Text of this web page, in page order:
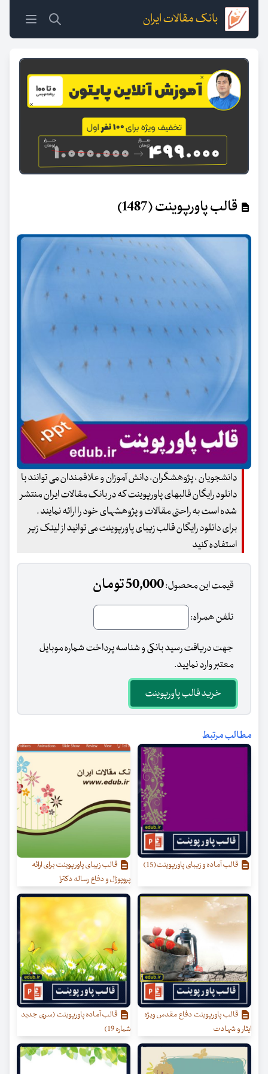
بانک مقالات ایران
قالب پاورپوینت (1487)
دانشجویان ، پژوهشگران، دانش آموزان و علاقمندان می توانند با
دانلود رایگان قالبهای پاورپوینت که در بانک مقالات ایران منتشر
شده است به راحتی مقالات و پژوهشهای خود را ارائه نمایند .
برای دانلود رایگان قالب زیبای پاورپوینت می توانید از لینک زیر
استفاده کنید
قیمت این محصول:50,000 تومان
تلفن همراه:
جهت دریافت رسید بانکی و شناسه پرداخت شماره موبایل
معتبر وارد نمایید.
خرید قالب پاورپوینت
مطالب مرتبط
قالب آماده و زیبای پاورپوینت(15)
قالب زیبای پاورپوینت برای ارائه
پروپوزال و دفاع رساله دکترا
قالب پاورپوینت دفاع مقدس ویژه
ایثار و شهادت
قالب آماده پاورپوینت (سری جدید
شماره 19)